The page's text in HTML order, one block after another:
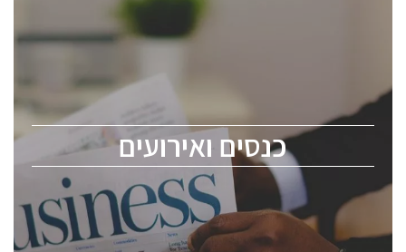
כנסים ואירועים
כנסים ואירועים
לכל העוסקים בתעשיית הסמיקונדקטור כולל מהנדסים,
ChipEx2026 will be held on May 12-13, 2026. The
conference is intended for everyone involved in the
semiconductor industry, including engineers,
professional experts, and senior executives.